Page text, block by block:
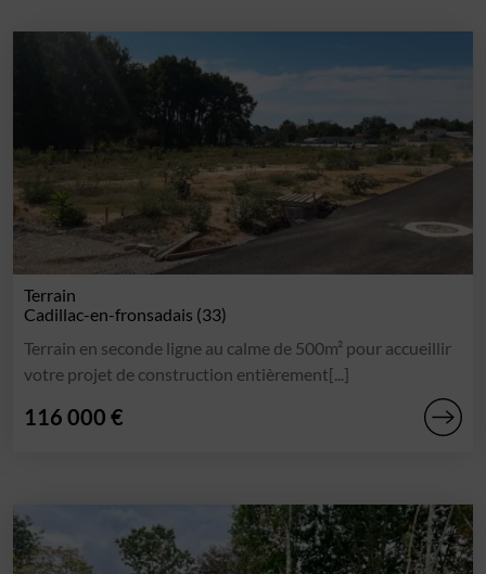
Terrain
Cadillac-en-fronsadais (33)
Terrain en seconde ligne au calme de 500m² pour accueillir
votre projet de construction entièrement[...]
116 000 €